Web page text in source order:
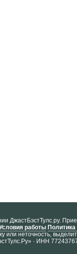
ДжастБэстТулс.ру.
работы
или неточность,
· ИНН